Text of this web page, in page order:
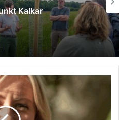
Anker – „Ruhrorter